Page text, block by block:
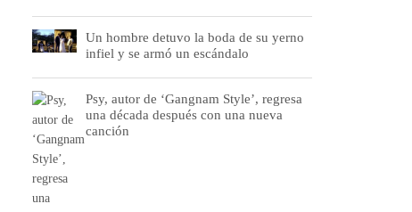
Un hombre detuvo la boda de su yerno
infiel y se armó un escándalo
Psy, autor de ‘Gangnam Style’, regresa
una década después con una nueva
canción